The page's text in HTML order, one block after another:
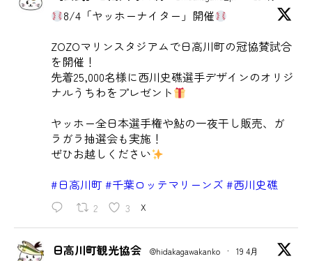
8/4「ヤッホーナイター」開催
ZOZOマリンスタジアムで日高川町の冠協賛試合
を開催！
先着25,000名様に西川史礁選手デザインのオリジ
ナルうちわをプレゼント
ヤッホー全日本選手権や鮎の一夜干し販売、ガ
ラガラ抽選会も実施！
ぜひお越しください
#日高川町#千葉ロッテマリーンズ #西川史礁
2 3 X
日高川町観光協会 @hidakagawakanko · 19 4月